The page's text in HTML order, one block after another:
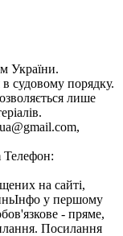
України.
судовому порядку.
лише
Телефон:
на сайті,
у першому
- пряме,
Посилання